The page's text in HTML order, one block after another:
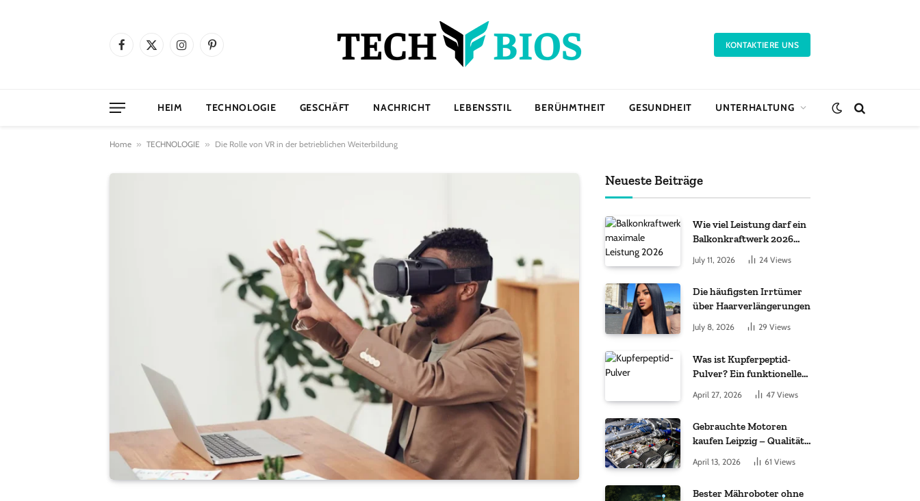
Facebook
X
InstagramPinterest KONTAKTIERE UNS
HEIM TECHNOLOGIE GESCHÄFT NACHRICHT LEBENSSTIL BERÜHMTHEIT GESUNDHEIT UNTERHALTUNG
Home » TECHNOLOGIE » Die Rolle von VR in der betrieblichen Weiterbildung
Neueste Beiträge
Wie viel Leistung darf ein
Balkonkraftwerk 2026
July 11, 2026 24 Views
Die häufigsten Irrtümer
über Haarverlängerungen
July 8, 2026 29 Views
Was ist Kupferpeptid-
Pulver? Ein funktioneller
Komplex aus „kleinem
Molekül + Metall“
April 27, 2026 47 Views
Gebrauchte Motoren
kaufen Leipzig – Qualität,
Garantie und weltweite
Lieferung im Fokus
April 13, 2026 61 Views
Bester Mähroboter ohne